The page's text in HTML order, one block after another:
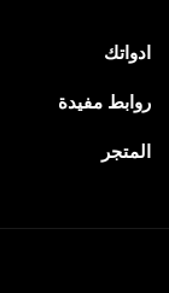
ادواتك
روابط مفيدة
المتجر